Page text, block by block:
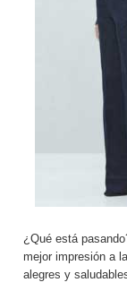
¿Qué está
mejor impresión a
alegres y